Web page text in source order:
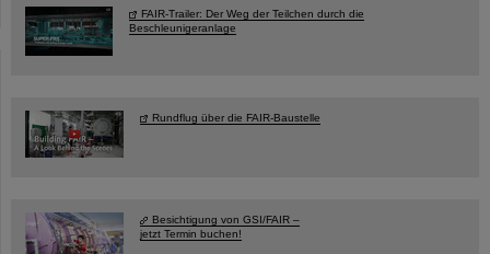
FAIR-Trailer: Der Weg der Teilchen durch die
Beschleunigeranlage
Rundflug über die FAIR-Baustelle
Besichtigung von GSI/FAIR –
jetzt Termin buchen!